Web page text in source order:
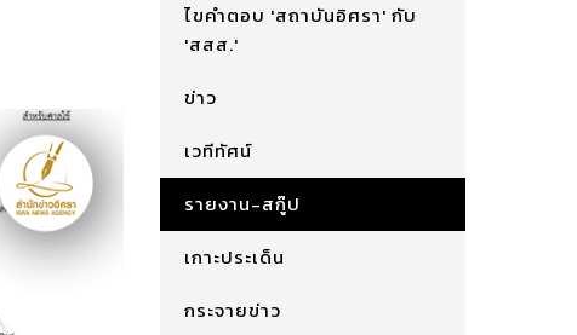
ไขคำตอบ 'สถาบันอิศรา' กับ
'สสส.'
ข่าว
เวทีทัศน์
รายงาน-สกู๊ป
เกาะประเด็น
กระจายข่าว